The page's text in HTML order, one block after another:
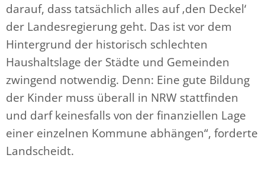
darauf, dass tatsächlich alles auf ‚den Deckel‘
der Landesregierung geht. Das ist vor dem
Hintergrund der historisch schlechten
Haushaltslage der Städte und Gemeinden
zwingend notwendig. Denn: Eine gute Bildung
der Kinder muss überall in NRW stattfinden
und darf keinesfalls von der finanziellen Lage
einer einzelnen Kommune abhängen“, forderte
Landscheidt.